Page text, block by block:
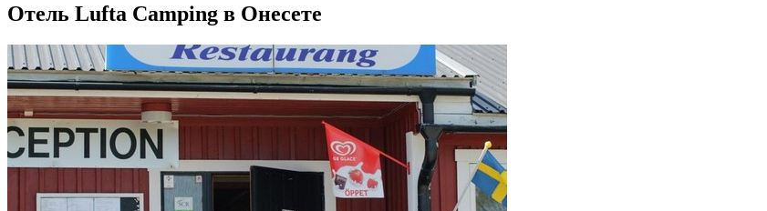
Отель Lufta Camping в Онесете